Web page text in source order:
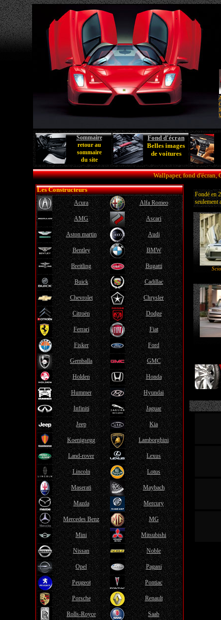
Sommaire
retour au
sommaire
du site
Fond d'écran
Belles images
de voitures
Wallpaper, fond d'écran,
Les Constructeurs
Acura Alfa Romeo
AMG Ascari
Aston martin Audi
Bentley BMW
Breitling Bugatti
Buick Cadillac
Chevrolet Chrysler
Citroën Dodge
Ferrari Fiat
Fisker Ford
Gemballa GMC
Holden Honda
Hummer Hyundai
Infiniti Jaguar
Jeep Kia
Koenigsegg Lamborghini
Land-rover Lexus
Lincoln Lotus
Maserati Maybach
Mazda Mercury
Mercedes Benz MG
Mini Mitsubishi
Nissan Noble
Opel Pagani
Peugeot Pontiac
Porsche Renault
Rolls-Royce Saab
Fondé en
seulement